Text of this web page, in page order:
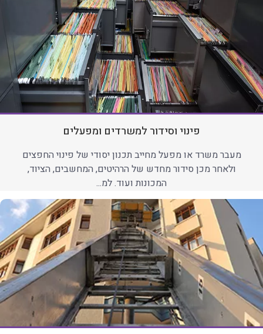
פינוי וסידור למשרדים ומפעלים
מעבר משרד או מפעל מחייב תכנון יסודי של פינוי החפצים
ולאחר מכן סידור מחדש של הרהיטים, המחשבים, הציוד,
המכונות ועוד. למ...